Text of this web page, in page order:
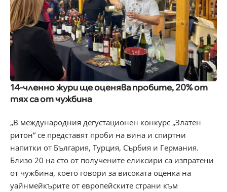
14-членно жури ще оценява пробите, 20% от
тях са от чужбина
„В международния дегустационен конкурс „Златен
ритон“ се представят проби на вина и спиртни
напитки от България, Турция, Сърбия и Германия.
Близо 20 на сто от получените еликсири са изпратени
от чужбина, което говори за високата оценка на
уайнмейкърите от европейските страни към